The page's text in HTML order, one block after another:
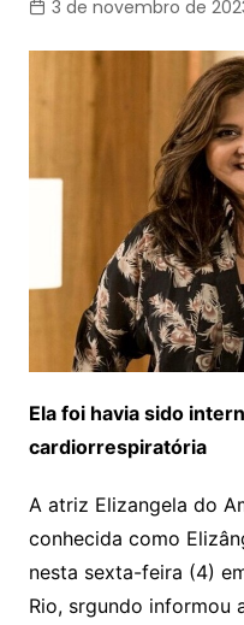
3 de novembro de
Ela foi havia sido
cardiorrespiratória
A atriz Elizangela do
conhecida como
nesta sexta-feira (4)
Rio, srgundo informou